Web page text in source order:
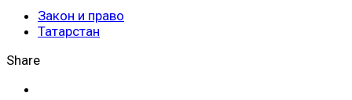
Закон и право
Татарстан
Share